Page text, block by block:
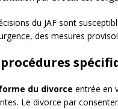
du JAF sont
des mesures
procédures
du divorce entrée en
Le divorce par